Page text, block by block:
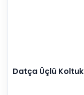
Datça Üçlü Koltuk